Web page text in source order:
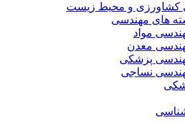
و محیط زیست
مهندسی
مواد
معدن
پزشکی
نساجی